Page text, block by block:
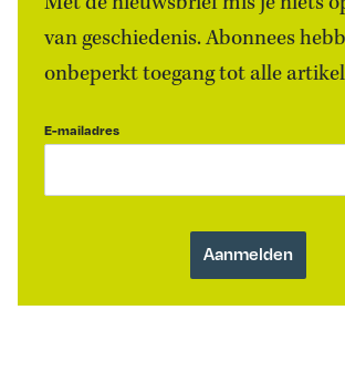
van geschiedenis. Abonnees
onbeperkt toegang tot alle
E-mailadres